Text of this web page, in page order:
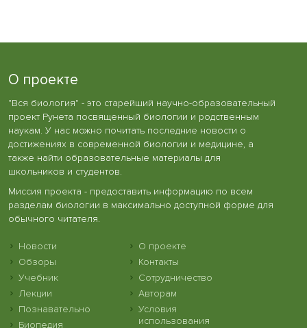
О проекте
"Вся биология" - это старейший научно-образовательный
проект Рунета посвященный биологии и родственным
наукам. У нас можно почитать последние новости о
достижениях в современной биологии и медицине, а
также найти образовательные материалы для
школьников и студентов.
Миссия проекта - предоставить информацию по всем
разделам биологии в максимально доступной форме для
обычного читателя.
Новости
Обзоры
Учебник
Лекции
Познавательно
Биопедия
О проекте
Контакты
Сотрудничество
Авторам
Условия
использования